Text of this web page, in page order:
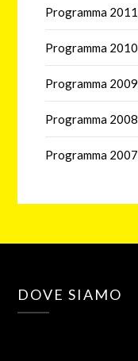
Programma 2011
Programma 2010
Programma 2009
Programma 2008
Programma 2007
DOVE SIAMO